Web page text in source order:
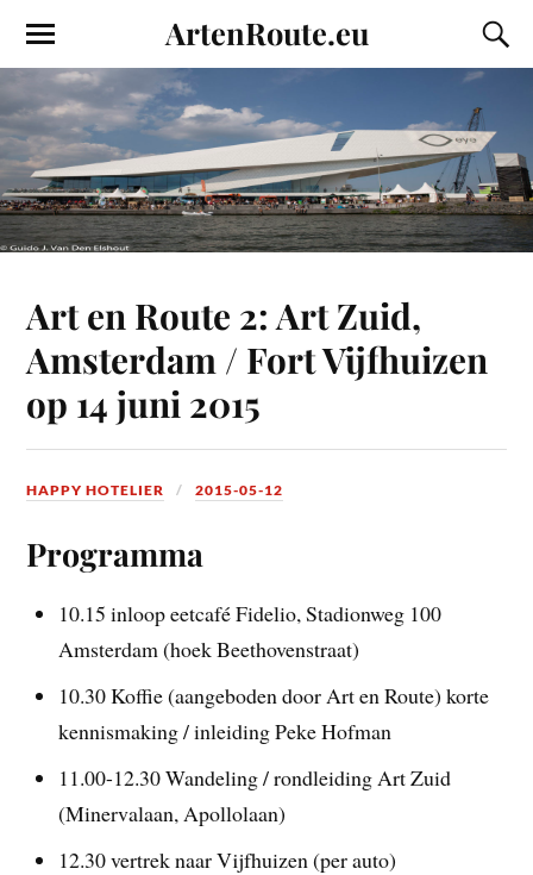
ArtenRoute.eu
Art en Route 2: Art Zuid,
Amsterdam / Fort Vijfhuizen
op 14 juni 2015
HAPPY HOTELIER 2015-05-12
Programma
10.15 inloop eetcafé Fidelio, Stadionweg 100
Amsterdam (hoek Beethovenstraat)
10.30 Koffie (aangeboden door Art en Route) korte
kennismaking / inleiding Peke Hofman
11.00-12.30 Wandeling / rondleiding Art Zuid
(Minervalaan, Apollolaan)
12.30 vertrek naar Vijfhuizen (per auto)